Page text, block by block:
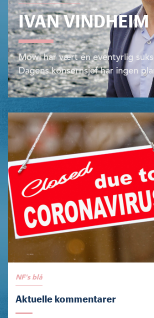
IVAN VINDHEIM
Mowi har vært en eventyrlig
Dagens konsernsjef har ingen
NF's blå
Aktuelle kommentarer